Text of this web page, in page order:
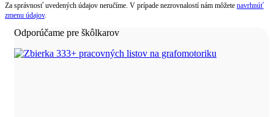
Za správnosť uvedených údajov neručíme. V prípade nezrovnalostí nám môžete navrhnúť
zmenu údajov.
Odporúčame pre škôlkarov